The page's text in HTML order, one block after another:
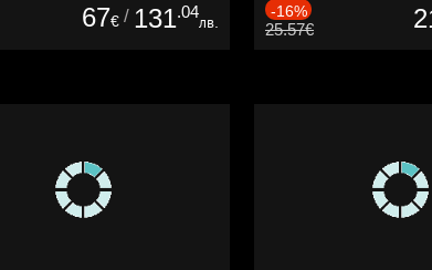
67€ / 131.04
лв.
-16%
25.57€